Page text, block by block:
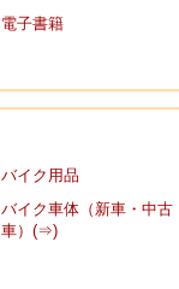
電子書籍
バイク用品
バイク車体（新車・中古
車）(⇒)